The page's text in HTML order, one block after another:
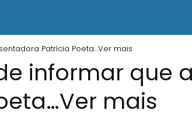
Patrícia Poeta…Ver mais
informar que a
mais